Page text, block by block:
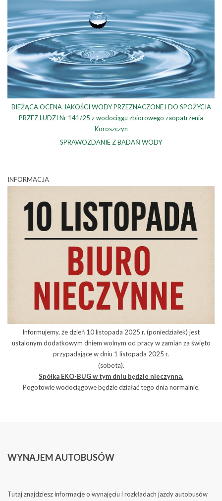
BIEŻĄCA OCENA JAKOŚCI WODY PRZEZNACZONEJ DO SPOŻYCIA
PRZEZ LUDZI Nr 141/25 z wodociągu zbiorowego zaopatrzenia
Koroszczyn
SPRAWOZDANIE Z BADAŃ WODY
INFORMACJA
Informujemy, że dzień 10 listopada 2025 r. (poniedziałek) jest
ustalonym dodatkowym dniem wolnym od pracy w zamian za święto
przypadające w dniu 1 listopada 2025 r.
(sobota).
Spółka EKO-BUG w tym dniu będzie nieczynna.
Pogotowie wodociągowe będzie działać tego dnia normalnie.
WYNAJEMAUTOBUSÓW
Tutaj znajdziesz informacje o wynajęciu i rozkładach jazdy autobusów